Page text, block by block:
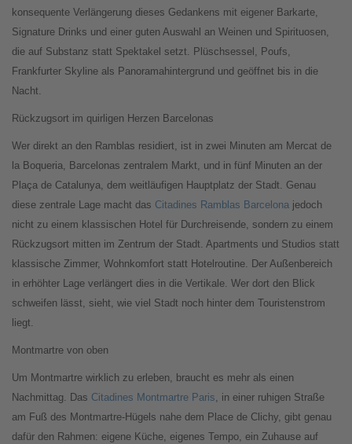
konsequente Verlängerung dieses Gedankens mit eigener Barkarte,
Signature Drinks und einer guten Auswahl an Weinen und Spirituosen,
die auf Substanz statt Spektakel setzt. Plüschsessel, Poufs,
Frankfurter Skyline als Panoramahintergrund und geöffnet bis in die
Nacht.
Rückzugsort im quirligen Herzen Barcelonas
Wer direkt an den Ramblas residiert, ist in zwei Minuten am Mercat de
la Boqueria, Barcelonas zentralem Markt, und in fünf Minuten an der
Plaça de Catalunya, dem weitläufigen Hauptplatz der Stadt. Genau
diese zentrale Lage macht das Citadines Ramblas Barcelona jedoch
nicht zu einem klassischen Hotel für Durchreisende, sondern zu einem
Rückzugsort mitten im Zentrum der Stadt. Apartments und Studios statt
klassische Zimmer, Wohnkomfort statt Hotelroutine. Der Außenbereich
in erhöhter Lage verlängert dies in die Vertikale. Wer dort den Blick
schweifen lässt, sieht, wie viel Stadt noch hinter dem Touristenstrom
liegt.
Montmartre von oben
Um Montmartre wirklich zu erleben, braucht es mehr als einen
Nachmittag. Das Citadines Montmartre Paris, in einer ruhigen Straße
am Fuß des Montmartre-Hügels nahe dem Place de Clichy, gibt genau
dafür den Rahmen: eigene Küche, eigenes Tempo, ein Zuhause auf